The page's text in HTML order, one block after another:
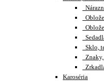
Sklo,
Karoséria